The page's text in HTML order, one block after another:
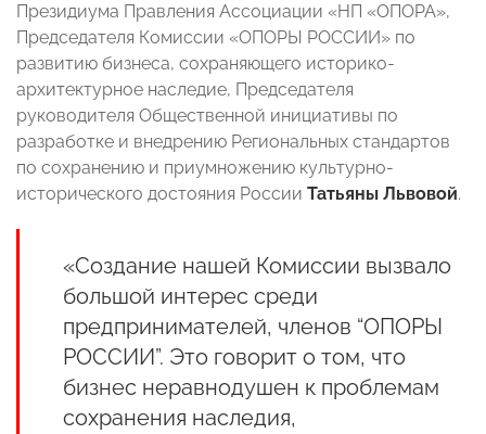
Президиума Правления Ассоциации «НП «ОПОРА»,
Председателя Комиссии «ОПОРЫ РОССИИ» по
развитию бизнеса, сохраняющего историко-
архитектурное наследие, Председателя
руководителя Общественной инициативы по
разработке и внедрению Региональных стандартов
по сохранению и приумножению культурно-
исторического достояния России Татьяны Львовой.
«Создание нашей Комиссии вызвало
большой интерес среди
предпринимателей, членов “ОПОРЫ
РОССИИ”. Это говорит о том, что
бизнес неравнодушен к проблемам
сохранения наследия,